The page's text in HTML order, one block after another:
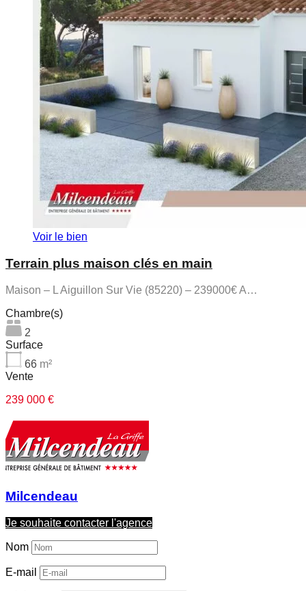
Voir le bien
Terrain plus maison clés en main
Maison – L Aiguillon Sur Vie (85220) – 239000€ A…
Chambre(s)
2
Surface
66 m²
Vente
239 000 €
Milcendeau
Je souhaite contacter l'agence
Nom
E-mail